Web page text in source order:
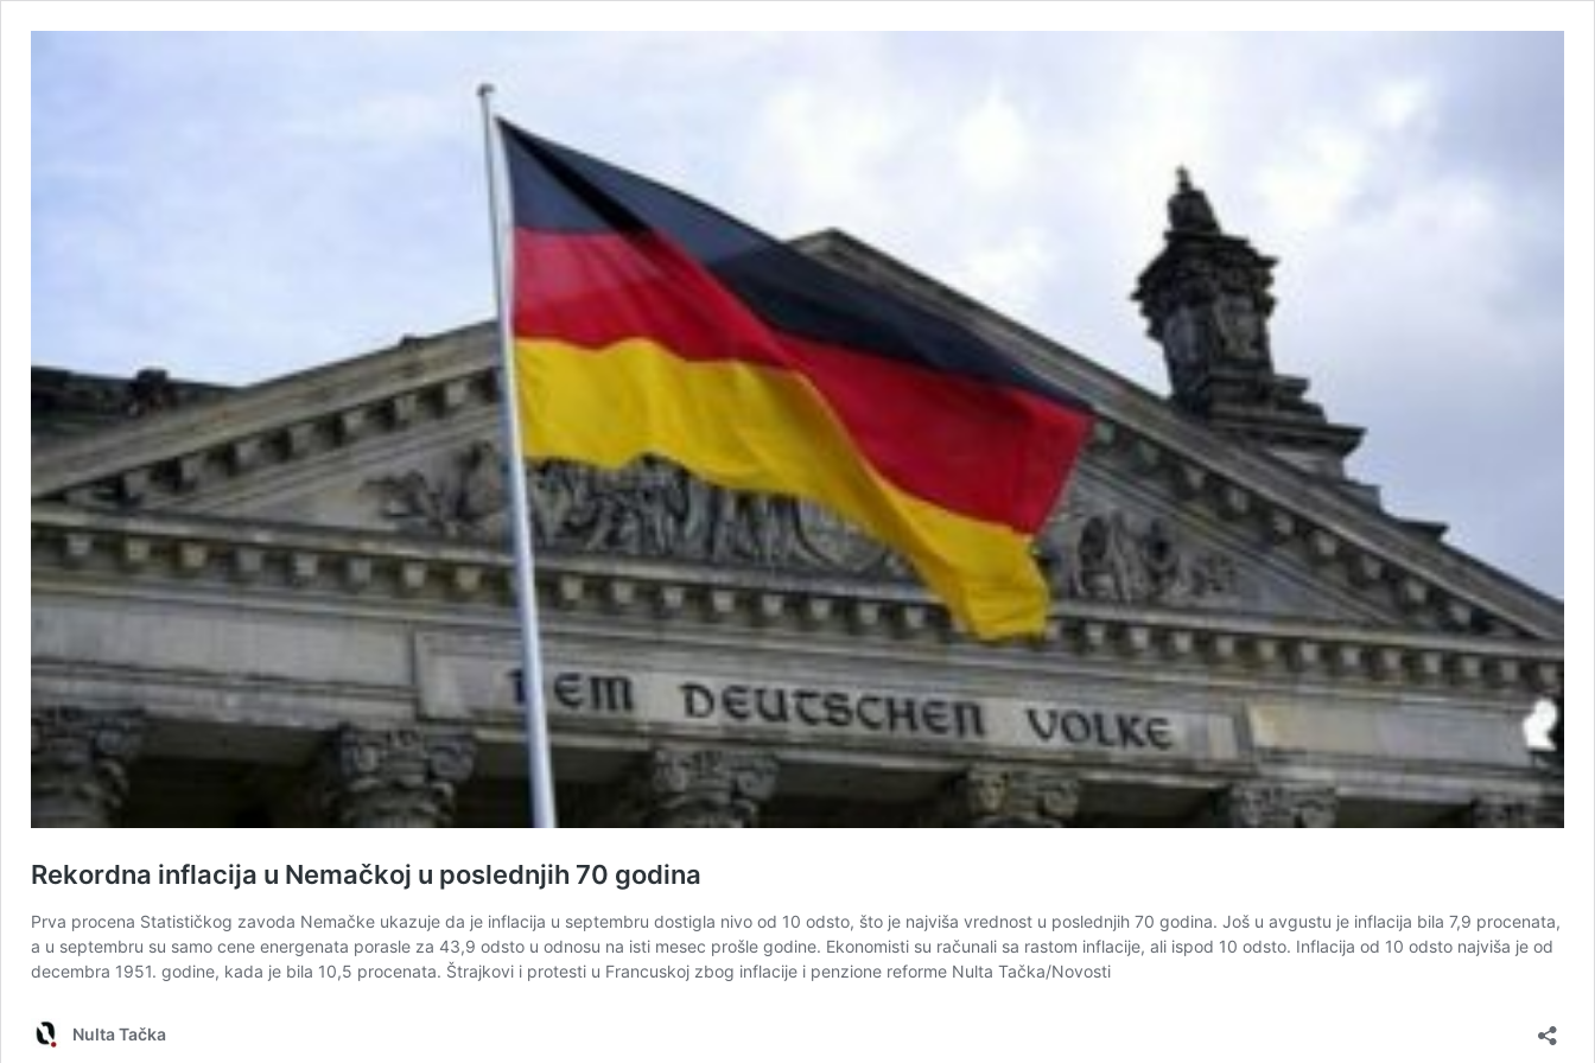
Rekordna inflacija u Nemačkoj u poslednjih 70 godina
Prva procena Statističkog zavoda Nemačke ukazuje da je inflacija u septembru dostigla nivo od 10 odsto, što je najviša vrednost u poslednjih 70 godina. Još u avgustu je inflacija bila 7,9 procenata,
a u septembru su samo cene energenata porasle za 43,9 odsto u odnosu na isti mesec prošle godine. Ekonomisti su računali sa rastom inflacije, ali ispod 10 odsto. Inflacija od 10 odsto najviša je od
decembra 1951. godine, kada je bila 10,5 procenata. Štrajkovi i protesti u Francuskoj zbog inflacije i penzione reforme Nulta Tačka/Novosti
Nulta Tačka